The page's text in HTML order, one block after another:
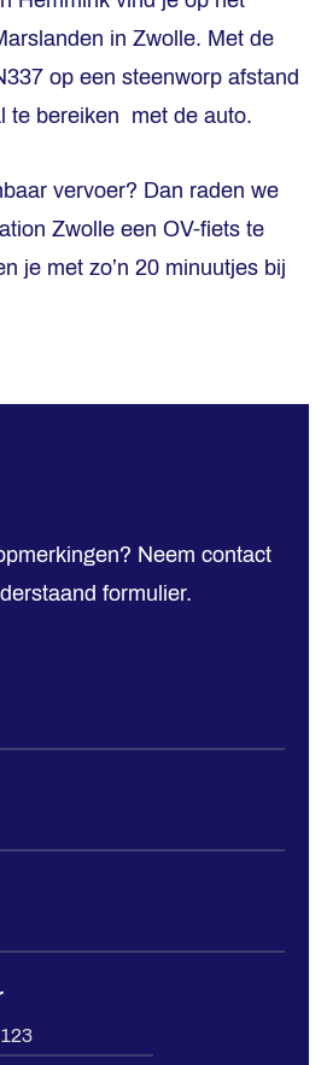
in Zwolle. Met de
op een steenworp afstand
te bereiken met de auto.
vervoer? Dan raden we
Zwolle een OV-fiets te
je met zo’n 20 minuutjes bij
Neem contact
formulier.